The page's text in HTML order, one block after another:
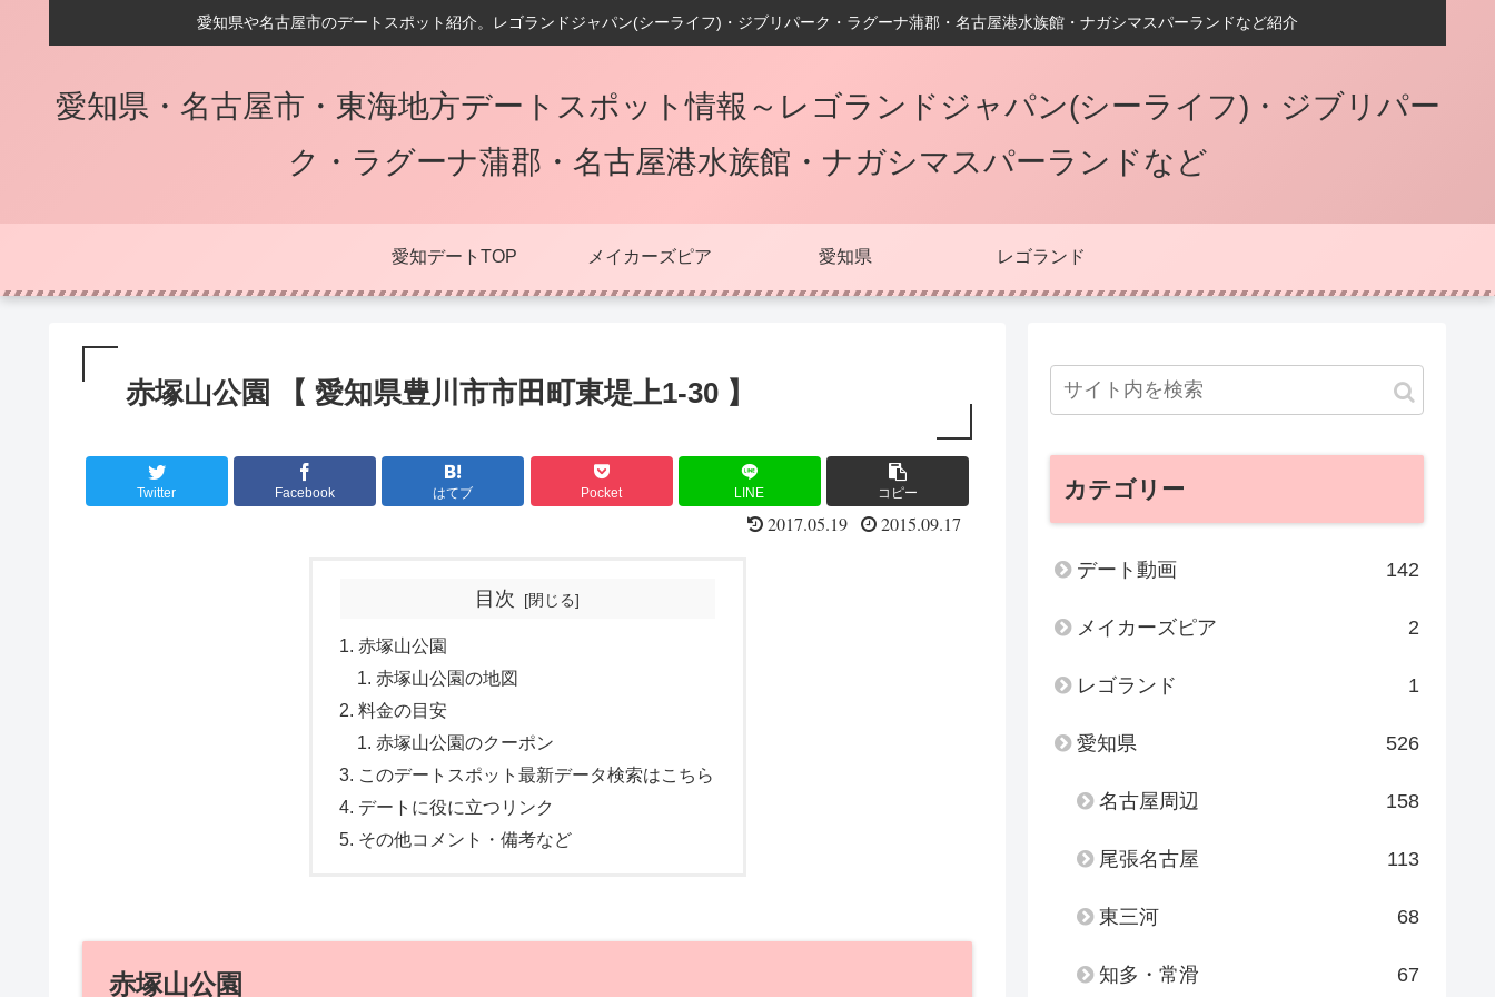
愛知県や名古屋市のデートスポット紹介。レゴランドジャパン(シーライフ)・ジブリパーク・ラグーナ蒲郡・名古屋港水族館・ナガシマスパーランドなど紹介
愛知県・名古屋市・東海地方デートスポット情報～レゴランドジャパン(シーライフ)・ジブリパー
ク・ラグーナ蒲郡・名古屋港水族館・ナガシマスパーランドなど
愛知デートTOP メイカーズピア 愛知県 レゴランド
赤塚山公園 【 愛知県豊川市市田町東堤上1-30 】
Twitter Facebook はてブ Pocket LINE コピー
2017.05.19 2015.09.17
目次
赤塚山公園
赤塚山公園の地図
料金の目安
赤塚山公園のクーポン
このデートスポット最新データ検索はこちら
デートに役に立つリンク
その他コメント・備考など
赤塚山公園
カテゴリー
デート動画 142
メイカーズピア 2
レゴランド 1
愛知県 526
名古屋周辺 158
尾張名古屋 113
東三河 68
知多・常滑 67